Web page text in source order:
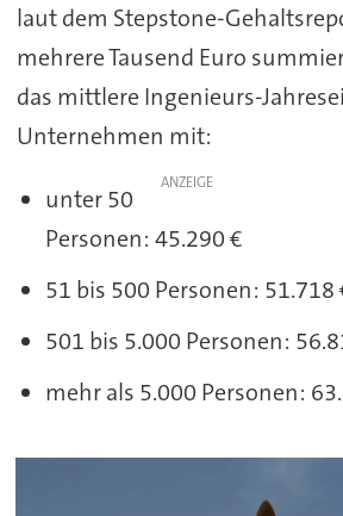
laut dem Stepstone-
mehrere Tausend Euro
das mittlere Ingenieurs-
Unternehmen mit:
ANZEIGE
unter 50
Personen: 45.290 €
51 bis 500 Personen: 51.718
501 bis 5.000 Personen:
mehr als 5.000 Personen: